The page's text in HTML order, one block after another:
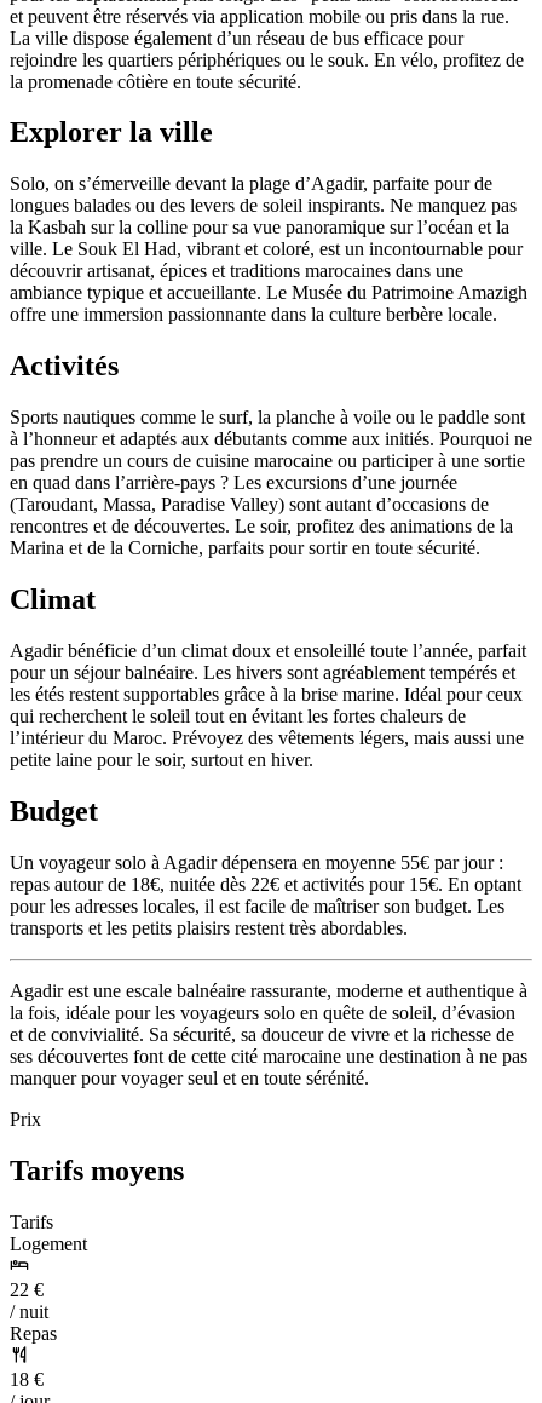
et peuvent être réservés via application mobile ou pris dans la rue.
La ville dispose également d’un réseau de bus efficace pour
rejoindre les quartiers périphériques ou le souk. En vélo, profitez de
la promenade côtière en toute sécurité.
Explorer la ville
Solo, on s’émerveille devant la plage d’Agadir, parfaite pour de
longues balades ou des levers de soleil inspirants. Ne manquez pas
la Kasbah sur la colline pour sa vue panoramique sur l’océan et la
ville. Le Souk El Had, vibrant et coloré, est un incontournable pour
découvrir artisanat, épices et traditions marocaines dans une
ambiance typique et accueillante. Le Musée du Patrimoine Amazigh
offre une immersion passionnante dans la culture berbère locale.
Activités
Sports nautiques comme le surf, la planche à voile ou le paddle sont
à l’honneur et adaptés aux débutants comme aux initiés. Pourquoi ne
pas prendre un cours de cuisine marocaine ou participer à une sortie
en quad dans l’arrière-pays ? Les excursions d’une journée
(Taroudant, Massa, Paradise Valley) sont autant d’occasions de
rencontres et de découvertes. Le soir, profitez des animations de la
Marina et de la Corniche, parfaits pour sortir en toute sécurité.
Climat
Agadir bénéficie d’un climat doux et ensoleillé toute l’année, parfait
pour un séjour balnéaire. Les hivers sont agréablement tempérés et
les étés restent supportables grâce à la brise marine. Idéal pour ceux
qui recherchent le soleil tout en évitant les fortes chaleurs de
l’intérieur du Maroc. Prévoyez des vêtements légers, mais aussi une
petite laine pour le soir, surtout en hiver.
Budget
Un voyageur solo à Agadir dépensera en moyenne 55€ par jour :
repas autour de 18€, nuitée dès 22€ et activités pour 15€. En optant
pour les adresses locales, il est facile de maîtriser son budget. Les
transports et les petits plaisirs restent très abordables.
Agadir est une escale balnéaire rassurante, moderne et authentique à
la fois, idéale pour les voyageurs solo en quête de soleil, d’évasion
et de convivialité. Sa sécurité, sa douceur de vivre et la richesse de
ses découvertes font de cette cité marocaine une destination à ne pas
manquer pour voyager seul et en toute sérénité.
Prix
Tarifs moyens
Tarifs
Logement
22 €
/ nuit
Repas
18 €